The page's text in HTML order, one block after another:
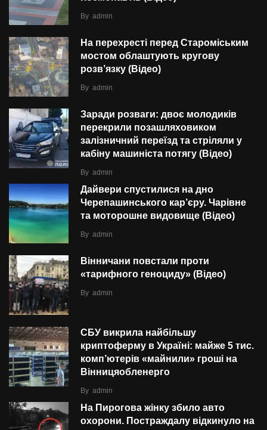
By admin
На перехресті перед Староміським
мостом облаштують кругову
розв’язку (Відео)
By admin
Заради розваги: двоє молодиків
перекрили позашляховиком
залізничний переїзд та стріляли у
кабіну машиніста потягу (Відео)
By admin
Дайвери спустилися на дно
Черепашинського кар’єру. Чарівне
та моторошне видовище (Відео)
By admin
Вінничани повстали проти
«тарифного геноциду» (Відео)
By admin
СБУ викрила найбільшу
криптоферму в Україні: майже 5 тис.
комп’ютерів «майнили» гроші на
Вінницяобленерго
By admin
На Пирогова жінку збило авто
охорони. Постраждалу відкинуло на